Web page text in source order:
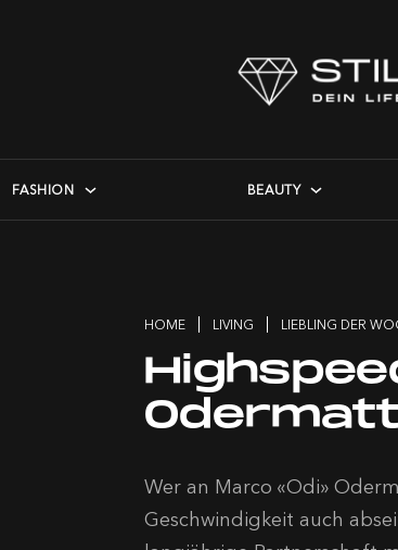
FASHION BEAUTY
HOME LIVING LIEBLING DER
Wer an Marco «Odi»
Geschwindigkeit auch